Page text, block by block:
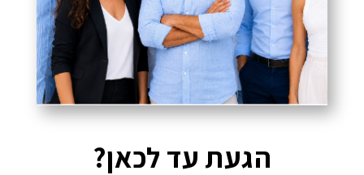
הגעת עד לכאן?